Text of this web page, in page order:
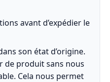
avant d’expédier le
son état d’origine.
de produit sans nous
Cela nous permet